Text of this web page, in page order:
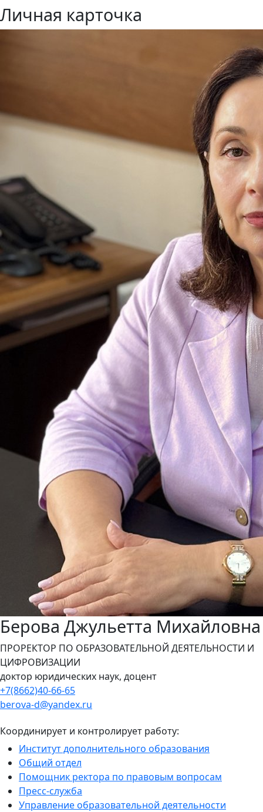
Личная карточка
Берова Джульетта Михайловна
ПРОРЕКТОР ПО ОБРАЗОВАТЕЛЬНОЙ ДЕЯТЕЛЬНОСТИ И
ЦИФРОВИЗАЦИИ
доктор юридических наук, доцент
+7(8662)40-66-65
berova-d@yandex.ru
Координирует и контролирует работу:
Институт дополнительного образования
Общий отдел
Помощник ректора по правовым вопросам
Пресс-служба
Управление образовательной деятельности